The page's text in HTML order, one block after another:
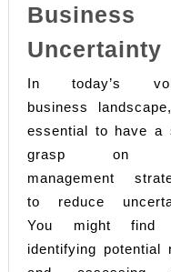
Business
Uncertainty
In today’s
business
essential to have a
grasp on
management
to reduce
You might find
identifying potential